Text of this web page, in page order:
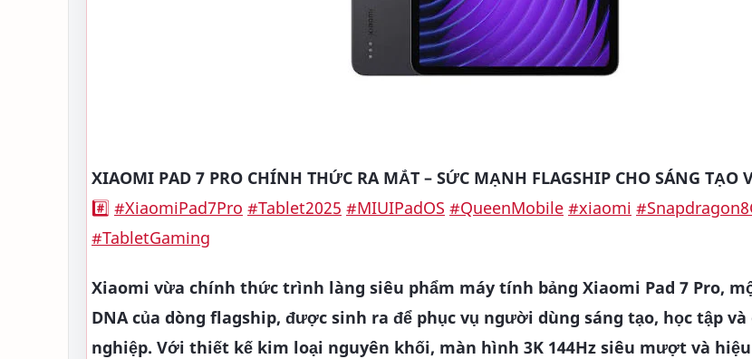
XIAOMI PAD 7 PRO CHÍNH THỨC RA MẮT – SỨC MẠNH FLAGSHIP CHO SÁNG TẠO
#️⃣ #XiaomiPad7Pro #Tablet2025 #MIUIPadOS #QueenMobile #xiaomi
#TabletGaming
Xiaomi vừa chính thức trình làng siêu phẩm máy tính bảng Xiaomi Pad 7 Pro,
DNA của dòng flagship, được sinh ra để phục vụ người dùng sáng tạo, học tập
nghiệp. Với thiết kế kim loại nguyên khối, màn hình 3K 144Hz siêu mượt và